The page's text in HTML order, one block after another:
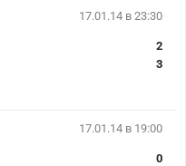
17.01.14 в 23:30
2
3
17.01.14 в 19:00
0